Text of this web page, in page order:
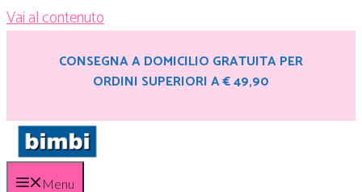
Vai al contenuto
CONSEGNA A DOMICILIO GRATUITA PER
ORDINI SUPERIORI A € 49,90
Menu